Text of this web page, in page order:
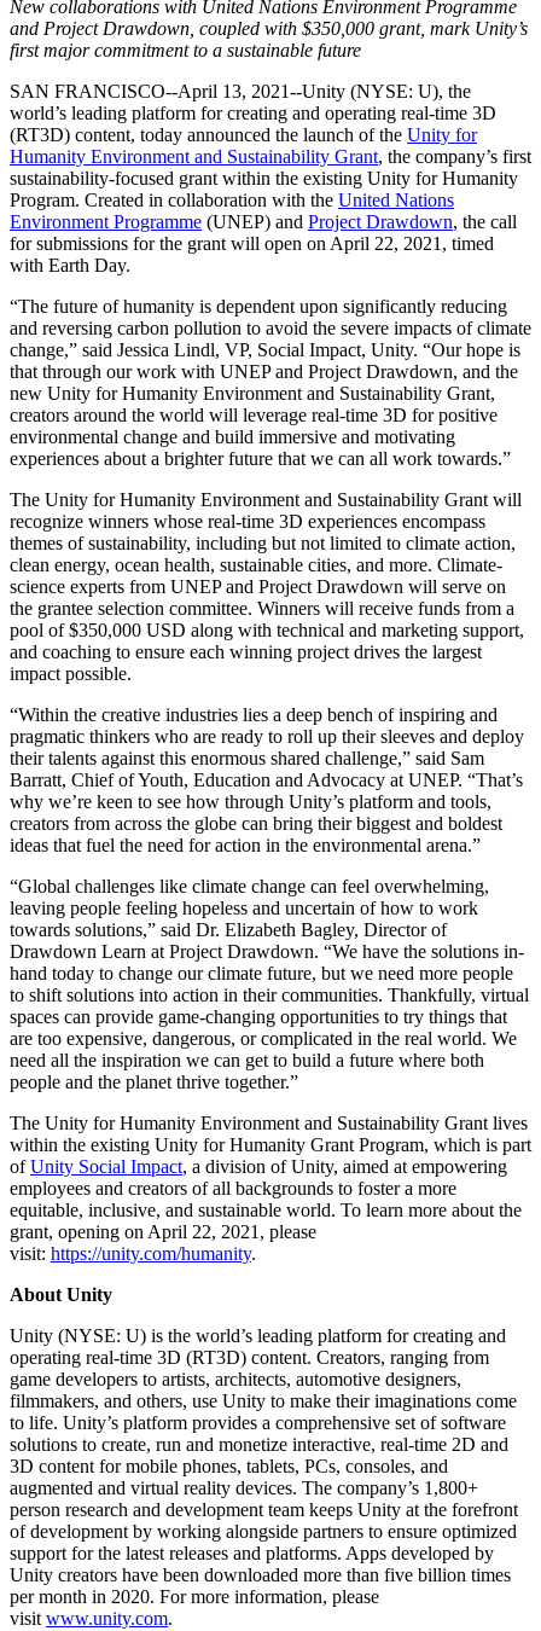
LiveOps
Développez
Acquisition de nouveaux joueurs
Faites-vous découvrir et acquérez des utilisateurs mobiles
Achats intégrés
Gérer IAP entre les magasins et D2C
Connectez les joueurs avec les bons jeux
Faites de la publicité avec Unity
Monétisez avec Unity
Cas d’utilisation
Jeux mobiles
Créez et développez des succès mobiles avec Unity
Lancez de grands jeux avec de petites équipes
Jeux XR
Lancez des jeux XR sur plusieurs plateformes
Jeux multijoueur
Simplifiez le développement de jeux multijoueurs
Distribution
Automobile
Stimulez l'innovation et les expériences en voiture
Voir toutes les industries
Informations
Histoires de succès dans le monde réel
Guides des meilleures pratiques
Conseils et astuces d'experts
Démos
Démos, échantillons et éléments de base
Toutes les ressources
Blog
Mises à jour, informations et conseils techniques
Actualités
Actualités, histoires et centre de presse
Rejoignez les développeurs, créateurs et initiés
Célébration des créateurs Unity dans le monde entier
Guides pratiques
Formation
Pour les étudiants
Démarrez votre carrière
Pour les enseignants
Boostez votre enseignement
Apportez la puissance de Unity à votre institution
Certifications
Prouvez votre maîtrise de Unity
New collaborations with United Nations Environment Programme
and Project Drawdown, coupled with $350,000 grant, mark Unity’s
first major commitment to a sustainable future
SAN FRANCISCO--April 13, 2021--Unity (NYSE: U), the
world’s leading platform for creating and operating real-time 3D
(RT3D) content, today announced the launch of the Unity for
Humanity Environment and Sustainability Grant, the company’s first
sustainability-focused grant within the existing Unity for Humanity
Program. Created in collaboration with the United Nations
Environment Programme (UNEP) and Project Drawdown, the call
for submissions for the grant will open on April 22, 2021, timed
with Earth Day.
“The future of humanity is dependent upon significantly reducing
and reversing carbon pollution to avoid the severe impacts of climate
change,” said Jessica Lindl, VP, Social Impact, Unity. “Our hope is
that through our work with UNEP and Project Drawdown, and the
new Unity for Humanity Environment and Sustainability Grant,
creators around the world will leverage real-time 3D for positive
environmental change and build immersive and motivating
experiences about a brighter future that we can all work towards.”
The Unity for Humanity Environment and Sustainability Grant will
recognize winners whose real-time 3D experiences encompass
themes of sustainability, including but not limited to climate action,
clean energy, ocean health, sustainable cities, and more. Climate-
science experts from UNEP and Project Drawdown will serve on
the grantee selection committee. Winners will receive funds from a
pool of $350,000 USD along with technical and marketing support,
and coaching to ensure each winning project drives the largest
impact possible.
“Within the creative industries lies a deep bench of inspiring and
pragmatic thinkers who are ready to roll up their sleeves and deploy
their talents against this enormous shared challenge,” said Sam
Barratt, Chief of Youth, Education and Advocacy at UNEP. “That’s
why we’re keen to see how through Unity’s platform and tools,
creators from across the globe can bring their biggest and boldest
ideas that fuel the need for action in the environmental arena.”
“Global challenges like climate change can feel overwhelming,
leaving people feeling hopeless and uncertain of how to work
towards solutions,” said Dr. Elizabeth Bagley, Director of
Drawdown Learn at Project Drawdown. “We have the solutions in-
hand today to change our climate future, but we need more people
to shift solutions into action in their communities. Thankfully, virtual
spaces can provide game-changing opportunities to try things that
are too expensive, dangerous, or complicated in the real world. We
need all the inspiration we can get to build a future where both
people and the planet thrive together.”
The Unity for Humanity Environment and Sustainability Grant lives
within the existing Unity for Humanity Grant Program, which is part
ofUnity Social Impact, a division of Unity, aimed at empowering
employees and creators of all backgrounds to foster a more
equitable, inclusive, and sustainable world. To learn more about the
grant, opening on April 22, 2021, please
visit: https://unity.com/humanity.
About Unity
Unity (NYSE: U) is the world’s leading platform for creating and
operating real-time 3D (RT3D) content. Creators, ranging from
game developers to artists, architects, automotive designers,
filmmakers, and others, use Unity to make their imaginations come
to life. Unity’s platform provides a comprehensive set of software
solutions to create, run and monetize interactive, real-time 2D and
3D content for mobile phones, tablets, PCs, consoles, and
augmented and virtual reality devices. The company’s 1,800+
person research and development team keeps Unity at the forefront
of development by working alongside partners to ensure optimized
support for the latest releases and platforms. Apps developed by
Unity creators have been downloaded more than five billion times
per month in 2020. For more information, please
visit www.unity.com.